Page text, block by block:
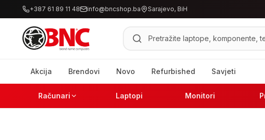
+387 61 89 11 48 info@bncshop.ba Sarajevo, BiH
Pretraži proizvode
Akcija Brendovi Novo Refurbished Savjeti
Računari Laptopi Monitori